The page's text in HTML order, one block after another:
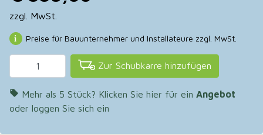
zzgl. MwSt.
Preise für Bauunternehmer und Installateure zzgl. MwSt.
Zur Schubkarre hinzufügen
 Mehr als 5 Stück? Klicken Sie hier für ein Angebot
oder loggen Sie sich ein